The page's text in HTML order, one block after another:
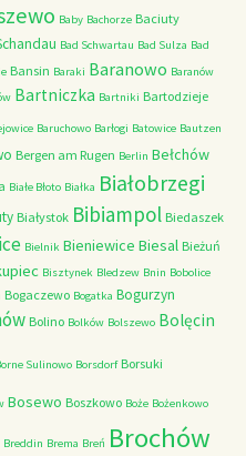
Baby Bachorze Baciuty
Bad Schwartau Bad Sulza Bad
Bansin Baraki Baranowo Baranów
Bartniczka Bartniki Bartodzieje
Baruchowo Barłogi Batowice Bautzen
Bergen am Rugen Berlin Bełchów
Białe Błoto Białka Białobrzegi
Białystok Bibiampol Biedaszek
Bielnik Bieniewice Biesal Bieżuń
Bisztynek Bledzew Bnin Bobolice
Bogaczewo Bogatka Bogurzyn
Bolino Bolków Bolszewo Bolęcin
Sulinowo Borsdorf Borsuki
Bosewo Boszkowo Boże Bożenkowo
Breddin Brema Breń Brochów